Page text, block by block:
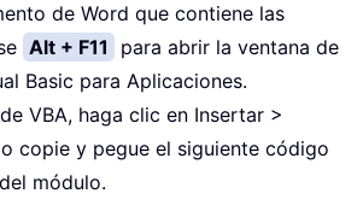
de Word que contiene las
Alt + F11
para abrir la ventana de
Basic para Aplicaciones.
VBA, haga clic en Insertar >
copie y pegue el siguiente código
módulo.